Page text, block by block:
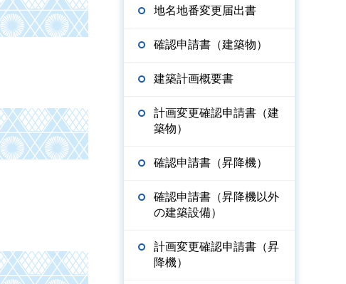
地名地番変更届出書
確認申請書（建築物）
建築計画概要書
計画変更確認申請書（建
築物）
確認申請書（昇降機）
確認申請書（昇降機以外
の建築設備）
計画変更確認申請書（昇
降機）